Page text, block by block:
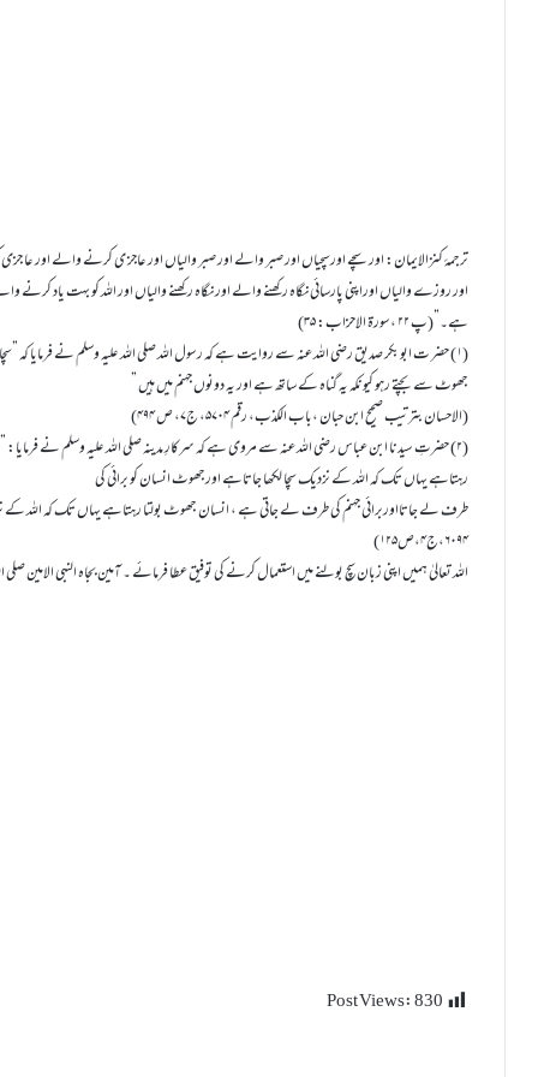
ترجمۂ کنزالایمان: اور سچے اورسچیاں اور صبر والے اور صبر والیاں اور عاجز ی کرنے والے
اور روزے والیاں اوراپنی پارسائی نگاہ رکھنے والے اور نگاہ رکھنے والیاں اور اللہ کو بہت یاد
ہے۔”(پ ۲۲ ،سورۃ الاحزاب: ۳۵)
(۱) حضر ت ابو بکر صدیق رضی اللہ عنہ سے روایت ہے کہ رسول اللہ صلی اللہ عليہ وسلم نے فرمایا کہ
جھوٹ سے بچتے رہو کیونکہ یہ گناہ کے ساتھ ہے اور یہ دونوں جہنم میں ہیں ”
(الاحسان بترتیب صحیح ابن حبان ،باب الکذب، رقم ۵۷۰۴، ج۷، ص ۴۹۴)
(۲) حضرتِ سیدنا ابن عباس رضی اللہ عنہ سے مروی ہے کہ سرکارِ مدینہ صلی اللہ عليہ وسلم نے فرمایا:
رہتاہے یہاں تک کہ اللہ کے نزدیک سچا لکھا جاتاہے اورجھوٹ انسان کو برائی کی
طرف لے جاتااوربرائی جہنم کی طرف لے جاتی ہے ، انسان جھوٹ بولتا رہتاہے یہاں تک کہ اللہ
۶۰۹۴،ج۴،ص۱۲۵)
اللہ تعالیٰ ہمیں اپنی زبان سچ بولنے میں استعمال کرنے کی توفیق عطا فرمائے ۔ آمین بجاہ النبی الامین صلی
Post Views:830